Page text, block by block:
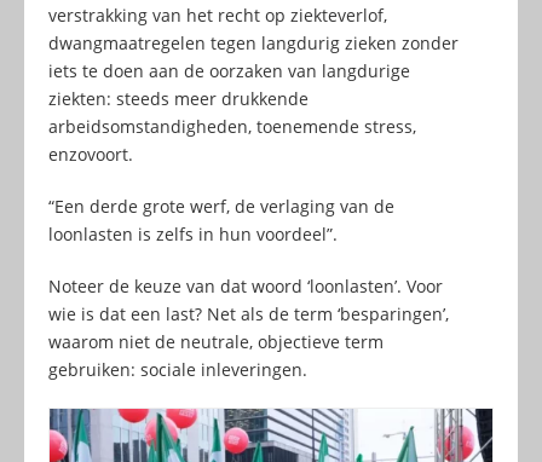
verstrakking van het recht op ziekteverlof,
dwangmaatregelen tegen langdurig zieken zonder
iets te doen aan de oorzaken van langdurige
ziekten: steeds meer drukkende
arbeidsomstandigheden, toenemende stress,
enzovoort.
“Een derde grote werf, de verlaging van de
loonlasten is zelfs in hun voordeel”.
Noteer de keuze van dat woord ‘loonlasten’. Voor
wie is dat een last? Net als de term ‘besparingen’,
waarom niet de neutrale, objectieve term
gebruiken: sociale inleveringen.